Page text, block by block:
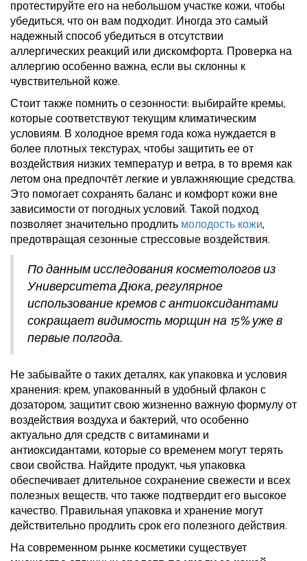
протестируйте его на небольшом участке кожи, чтобы
убедиться, что он вам подходит. Иногда это самый
надежный способ убедиться в отсутствии
аллергических реакций или дискомфорта. Проверка на
аллергию особенно важна, если вы склонны к
чувствительной коже.
Стоит также помнить о сезонности: выбирайте кремы,
которые соответствуют текущим климатическим
условиям. В холодное время года кожа нуждается в
более плотных текстурах, чтобы защитить ее от
воздействия низких температур и ветра, в то время как
летом она предпочтёт легкие и увлажняющие средства.
Это помогает сохранять баланс и комфорт кожи вне
зависимости от погодных условий. Такой подход
позволяет значительно продлитьмолодость кожи,
предотвращая сезонные стрессовые воздействия.
По данным исследования косметологов из
Университета Дюка, регулярное
использование кремов с антиоксидантами
сокращает видимость морщин на 15% уже в
первые полгода.
Не забывайте о таких деталях, как упаковка и условия
хранения: крем, упакованный в удобный флакон с
дозатором, защитит свою жизненно важную формулу от
воздействия воздуха и бактерий, что особенно
актуально для средств с витаминами и
антиоксидантами, которые со временем могут терять
свои свойства. Найдите продукт, чья упаковка
обеспечивает длительное сохранение свежести и всех
полезных веществ, что также подтвердит его высокое
качество. Правильная упаковка и хранение могут
действительно продлить срок его полезного действия.
На современном рынке косметики существует